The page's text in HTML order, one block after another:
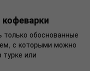
только обоснованные
с которыми можно
турке или